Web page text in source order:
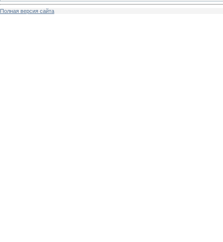
Полная версия сайта